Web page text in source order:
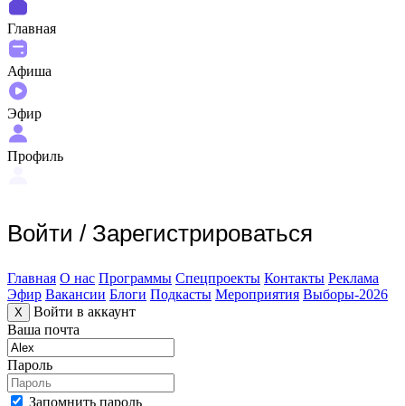
Главная
Афиша
Эфир
Профиль
Войти / Зарегистрироваться
Главная О нас Программы Спецпроекты Контакты Реклама
Эфир Вакансии Блоги Подкасты Мероприятия Выборы-2026
X
Войти в аккаунт
Ваша почта
Пароль
Запомнить пароль